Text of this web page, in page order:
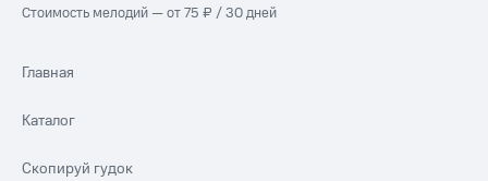
Стоимость мелодий — от 75 ₽ / 30 дней
Главная
Каталог
Скопируй гудок